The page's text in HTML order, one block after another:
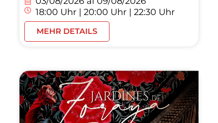
18:00 Uhr | 20:00 Uhr | 22:30 Uhr
MEHR DETAILS